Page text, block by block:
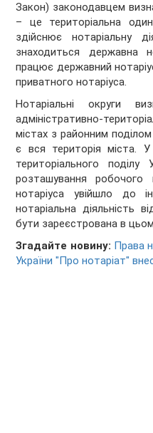
Закон) законодавцем
– це територіальна
здійснює нотаріальну
знаходиться державна
працює державний
приватного нотаріуса.
Нотаріальні округи
адміністративно-
містах з районним
є вся територія міста. У
територіального поділу
розташування робочого
нотаріуса увійшло до
нотаріальна діяльність
бути зареєстрована в
Згадайте новину: Права
України "Про нотаріат"